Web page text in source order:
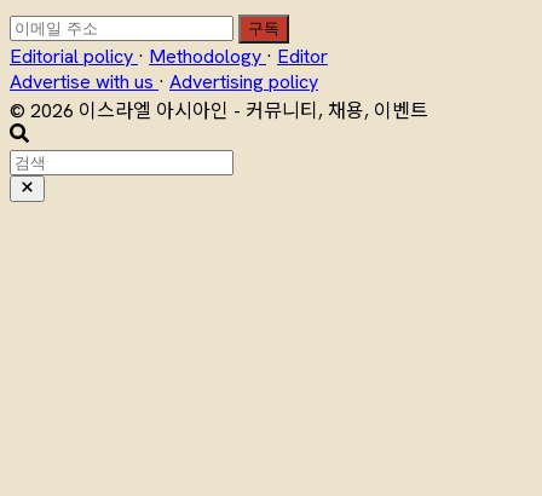
구독
Editorial policy · Methodology · Editor
Advertise with us · Advertising policy
© 2026 이스라엘 아시아인 - 커뮤니티, 채용, 이벤트